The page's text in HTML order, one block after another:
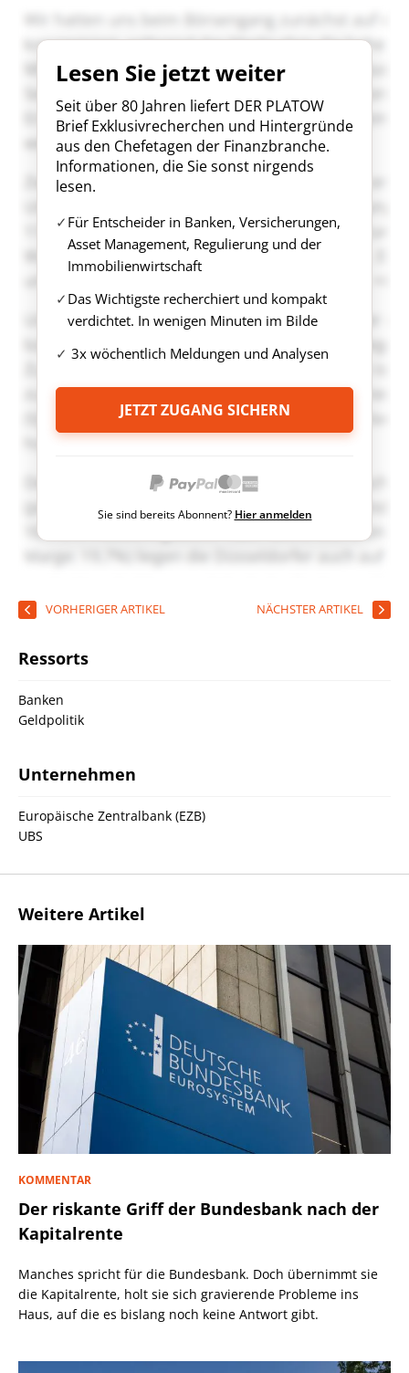
Lesen Sie jetzt weiter
Seit über 80 Jahren liefert DER PLATOW
Brief Exklusivrecherchen und Hintergründe
aus den Chefetagen der Finanzbranche.
Informationen, die Sie sonst nirgends
lesen.
Für Entscheider in Banken, Versicherungen,
Asset Management, Regulierung und der
Immobilienwirtschaft
Das Wichtigste recherchiert und kompakt
verdichtet. In wenigen Minuten im Bilde
3x wöchentlich Meldungen und Analysen
JETZT ZUGANG SICHERN
Sie sind bereits Abonnent? Hier anmelden
VORHERIGER ARTIKEL NÄCHSTER ARTIKEL
Ressorts
Banken
Geldpolitik
Unternehmen
Europäische Zentralbank (EZB)
UBS
Weitere Artikel
KOMMENTAR
Der riskante Griff der Bundesbank nach der
Kapitalrente
Manches spricht für die Bundesbank. Doch übernimmt sie
die Kapitalrente, holt sie sich gravierende Probleme ins
Haus, auf die es bislang noch keine Antwort gibt.